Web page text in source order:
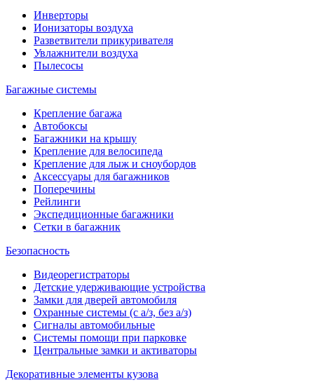
Инверторы
Ионизаторы воздуха
Разветвители прикуривателя
Увлажнители воздуха
Пылесосы
Багажные системы
Крепление багажа
Автобоксы
Багажники на крышу
Крепление для велосипеда
Крепление для лыж и сноубордов
Аксессуары для багажников
Поперечины
Рейлинги
Экспедиционные багажники
Сетки в багажник
Безопасность
Видеорегистраторы
Детские удерживающие устройства
Замки для дверей автомобиля
Охранные системы (с а/з, без а/з)
Сигналы автомобильные
Системы помощи при парковке
Центральные замки и активаторы
Декоративные элементы кузова